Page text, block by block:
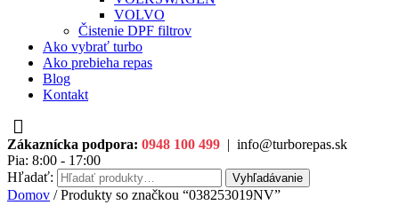
VOLVO
Čistenie DPF filtrov
Ako vybrať turbo
Ako prebieha repas
Blog
Kontakt
Zákaznícka podpora: 0948 100 499 | info@turborepas.sk
Pia: 8:00 - 17:00
Hľadať:
Vyhľadávanie
Domov / Produkty so značkou “038253019NV”